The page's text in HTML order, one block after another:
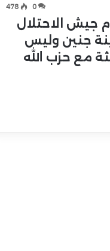
0
478
جيش الاحتلال
جنين وليس
مع حزب الله